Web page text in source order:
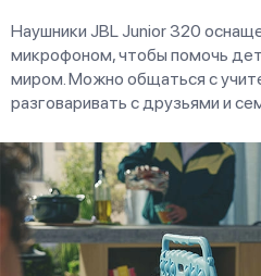
Наушники JBL Junior 320
микрофоном, чтобы помочь
миром. Можно общаться с
разговаривать с друзьями и